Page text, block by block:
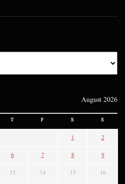
August 2026
T F S S
1 2
6 7 8 9
13 14 15 16